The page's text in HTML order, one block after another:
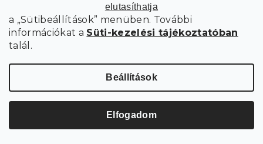
elutasíthatja
a „Sütibeállítások” menüben. További
információkat a Süti-kezelési tájékoztatóban
talál.
Beállítások
Elfogadom